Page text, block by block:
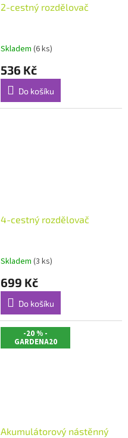
2-cestný rozdělovač
Skladem (6 ks)
536 Kč
Do košíku
4-cestný rozdělovač
Skladem (3 ks)
699 Kč
Do košíku
-20 % -
GARDENA20
Akumulátorový nástěnný